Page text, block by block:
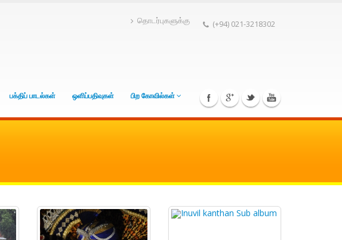
தொடர்புகளுக்கு (+94) 021-3218302
பக்திப் பாடல்கள் ஒளிப்பதிவுகள் பிற கோவில்கள்